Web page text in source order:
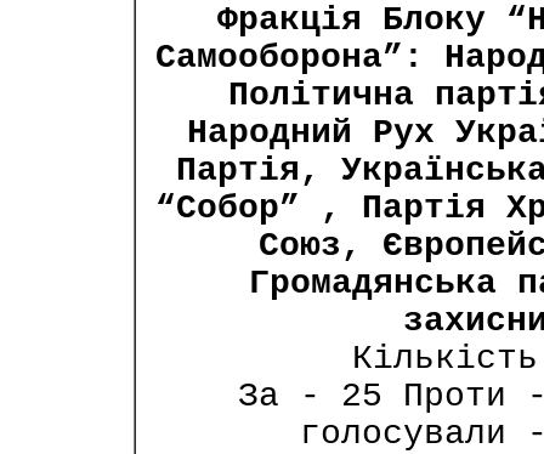
Фракція Блоку
Самооборона”:
Політична
Народний Рух
Партія,
“Собор” , Партія
Союз,
Громадянська
За - 25 Проти